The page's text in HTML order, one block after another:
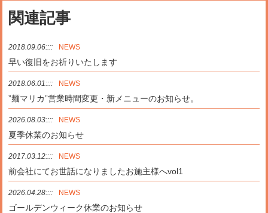
関連記事
2018.09.06:::: NEWS
早い復旧をお祈りいたします
2018.06.01:::: NEWS
”麺マリカ”営業時間変更・新メニューのお知らせ。
2026.08.03:::: NEWS
夏季休業のお知らせ
2017.03.12:::: NEWS
前会社にてお世話になりましたお施主様へvol1
2026.04.28:::: NEWS
ゴールデンウィーク休業のお知らせ